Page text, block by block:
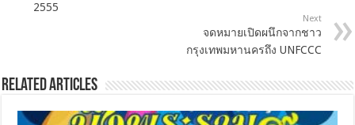
2555
Next
จดหมายเปิดผนึกจากชาว
กรุงเทพมหานครถึง UNFCCC
Related Articles